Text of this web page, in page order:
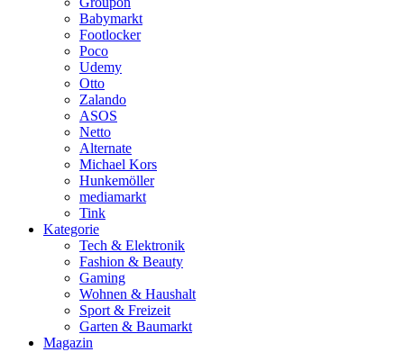
Babymarkt
Footlocker
Poco
Udemy
Otto
Zalando
ASOS
Netto
Alternate
Michael Kors
Hunkemöller
mediamarkt
Tink
Kategorie
Tech & Elektronik
Fashion & Beauty
Gaming
Wohnen & Haushalt
Sport & Freizeit
Garten & Baumarkt
Magazin